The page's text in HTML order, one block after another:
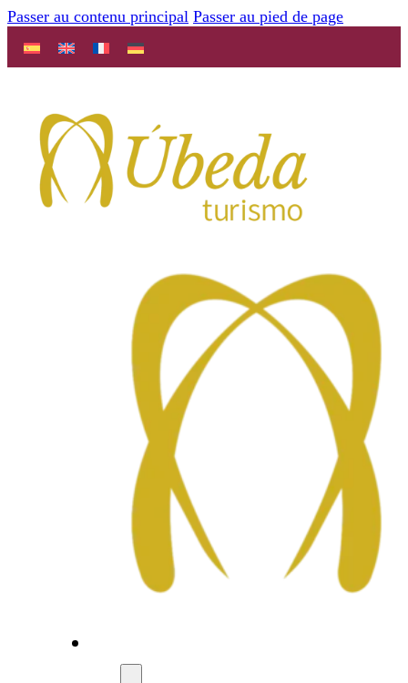
Passer au contenu principal Passer au pied de page